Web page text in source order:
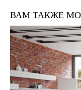
ВАМ ТАКЖЕ